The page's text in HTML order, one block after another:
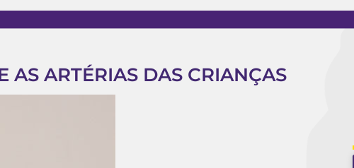
AS ARTÉRIAS DAS CRIANÇAS